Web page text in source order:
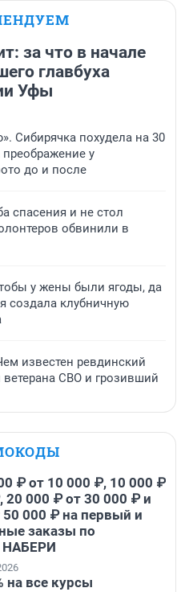
за что в начале
главбуха
Уфы
Сибирячка похудела на 30
у
до и после
спасения и не стол
обвинили в
у жены были ягоды, да
создала клубничную
известен ревдинский
СВО и грозивший
₽ от 10 000 ₽, 10 000 ₽
20 000 ₽ от 30 000 ₽ и
000 ₽ на первый и
заказы по
НАБЕРИ
на все курсы